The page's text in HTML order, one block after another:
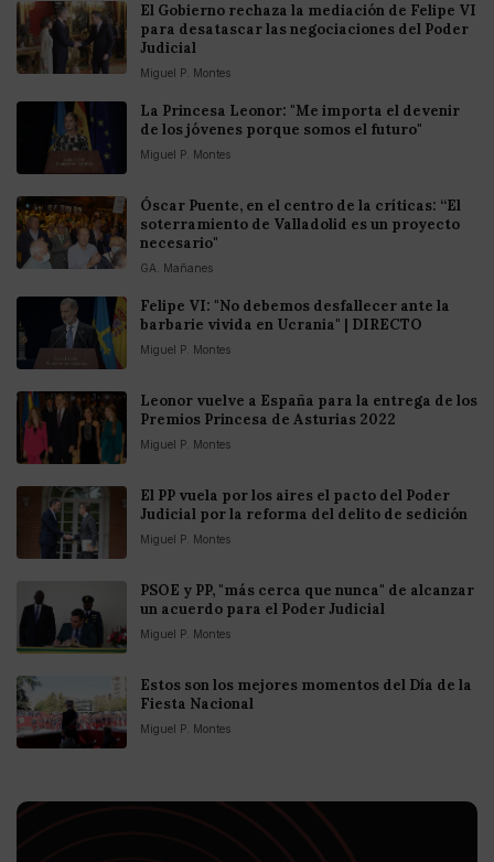
El Gobierno rechaza la mediación de Felipe VI
para desatascar las negociaciones del Poder
Judicial
Miguel P. Montes
La Princesa Leonor: "Me importa el devenir
de los jóvenes porque somos el futuro"
Miguel P. Montes
Óscar Puente, en el centro de la críticas: “El
soterramiento de Valladolid es un proyecto
necesario"
GA. Mañanes
Felipe VI: "No debemos desfallecer ante la
barbarie vivida en Ucrania" | DIRECTO
Miguel P. Montes
Leonor vuelve a España para la entrega de los
Premios Princesa de Asturias 2022
Miguel P. Montes
El PP vuela por los aires el pacto del Poder
Judicial por la reforma del delito de sedición
Miguel P. Montes
PSOE y PP, "más cerca que nunca" de alcanzar
un acuerdo para el Poder Judicial
Miguel P. Montes
Estos son los mejores momentos del Día de la
Fiesta Nacional
Miguel P. Montes